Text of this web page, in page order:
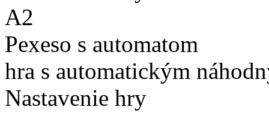
A2
Pexeso s automatom
hra s automatickým
Nastavenie hry